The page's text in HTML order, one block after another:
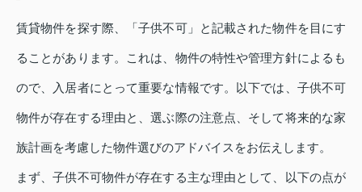
賃貸物件を探す際、「子供不可」と記載された物件を目にす
ることがあります。これは、物件の特性や管理方針によるも
ので、入居者にとって重要な情報です。以下では、子供不可
物件が存在する理由と、選ぶ際の注意点、そして将来的な家
族計画を考慮した物件選びのアドバイスをお伝えします。
まず、子供不可物件が存在する主な理由として、以下の点が